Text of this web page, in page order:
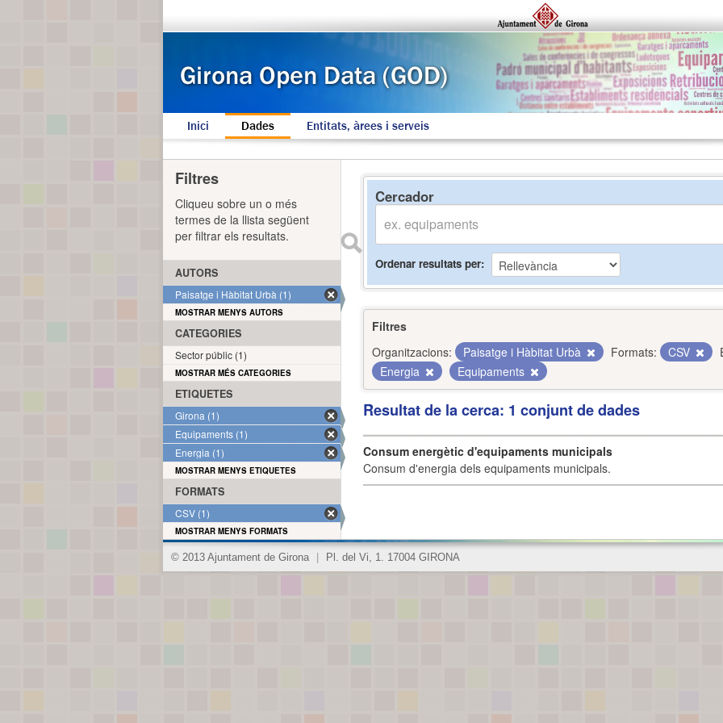
Inici Dades Entitats, àrees i serveis
Cercador
Ordenar resultats per
Filtres
Organitzacions:
Paisatge i Hàbitat Urbà Formats: CSV
Energia
Equipaments
Resultat de la cerca: 1 conjunt de dades
Consum energètic d'equipaments municipals
Consum d'energia dels equipaments municipals.
Filtres
Cliqueu sobre un o més
termes de la llista següent
per filtrar els resultats.
AUTORS
Paisatge i Hàbitat Urbà (1)
MOSTRAR MENYS AUTORS
CATEGORIES
Sector públic (1)
MOSTRAR MÉS CATEGORIES
ETIQUETES
Girona (1)
Equipaments (1)
Energia (1)
MOSTRAR MENYS ETIQUETES
FORMATS
CSV (1)
MOSTRAR MENYS FORMATS
© 2013 Ajuntament de Girona Pl. del Vi, 1. 17004 GIRONA